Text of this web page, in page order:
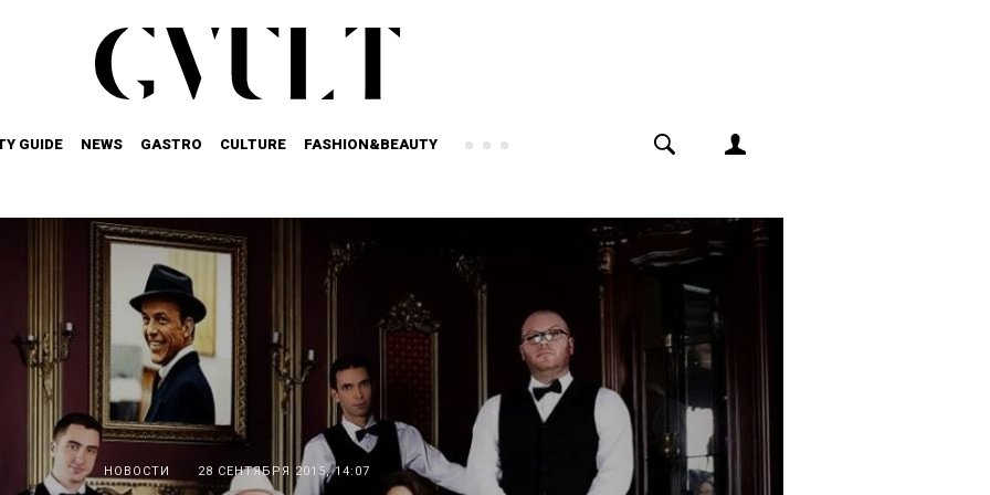
GUIDE NEWS GASTRO CULTURE FASHION&BEAUTY
НОВОСТИ 28 СЕНТЯБРЯ 2015, 14:07